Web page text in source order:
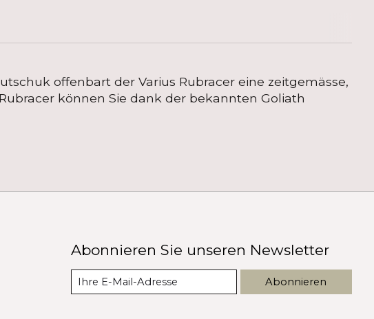
offenbart der Varius Rubracer eine zeitgemässe,
können Sie dank der bekannten Goliath
Abonnieren Sie unseren Newsletter
Abonnieren